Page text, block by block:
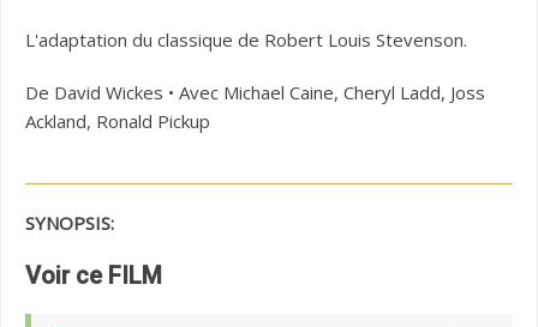
L'adaptation du classique de Robert Louis Stevenson.
De David Wickes • Avec Michael Caine, Cheryl Ladd, Joss
Ackland, Ronald Pickup
SYNOPSIS:
Voir ce FILM